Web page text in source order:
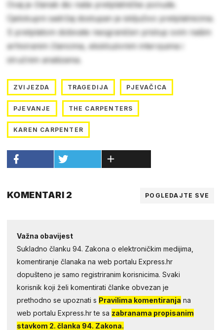
Ovaj je članak dio naše pretplatničke ponude.
Cjelokupni sadržaj dostupan je isključivo pretplatnicima.
S pretplatom dobivate neograničen pristup svim našim
arhiviranim člancima, ekskluzivnim intervjuima i
stručnim analizama.
ZVIJEZDA TRAGEDIJA PJEVAČICA
PJEVANJE THE CARPENTERS
KAREN CARPENTER
KOMENTARI 2 POGLEDAJTE SVE
Važna obavijest
Sukladno članku 94. Zakona o elektroničkim medijima,
komentiranje članaka na web portalu Express.hr
dopušteno je samo registriranim korisnicima. Svaki
korisnik koji želi komentirati članke obvezan je
prethodno se upoznati s Pravilima komentiranja na
web portalu Express.hr te sa zabranama propisanim
stavkom 2. članka 94. Zakona.